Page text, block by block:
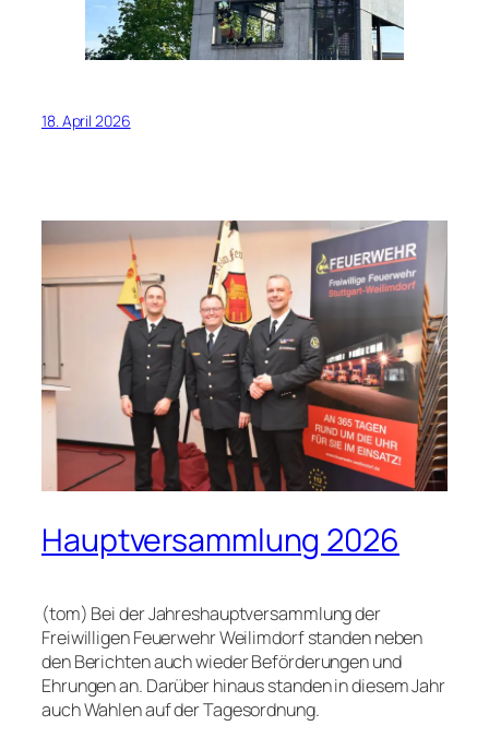
18. April 2026
Hauptversammlung 2026
(tom) Bei der Jahreshauptversammlung der
Freiwilligen Feuerwehr Weilimdorf standen neben
den Berichten auch wieder Beförderungen und
Ehrungen an. Darüber hinaus standen in diesem Jahr
auch Wahlen auf der Tagesordnung.